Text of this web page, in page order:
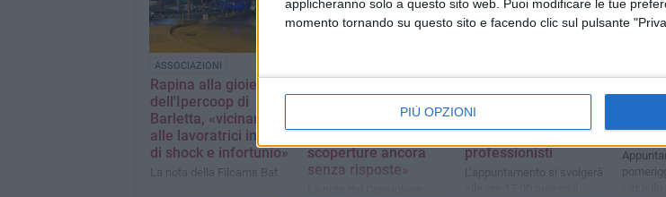
applicheranno solo a questo sito web. Puoi modificare le tue
momento tornando su questo sito e facendo clic sul pulsante
PIÙ OPZIONI
ASSOCIAZIONI
Rapina alla gioielleria
dell'Ipercoop di
Barletta, «vicinanza
alle lavoratrici in stato
di shock e infortunio»
La nota della Filcams Bat
disabilità, Tupputi:
«Nella Asl Bt decine di
scoperture ancora
senza risposte»
maggio una serata
per imprenditori e
professionisti
L’appuntamento si svolgerà